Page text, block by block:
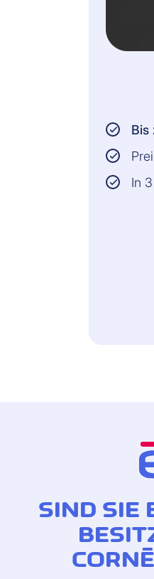
Bis
In
SIND SIE